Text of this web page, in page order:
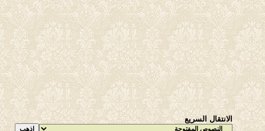
الانتقال السريع